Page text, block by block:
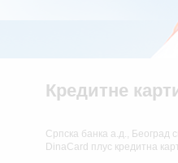
Кредитне
Српска банка а.д., Београд
DinaCard плус кредитна